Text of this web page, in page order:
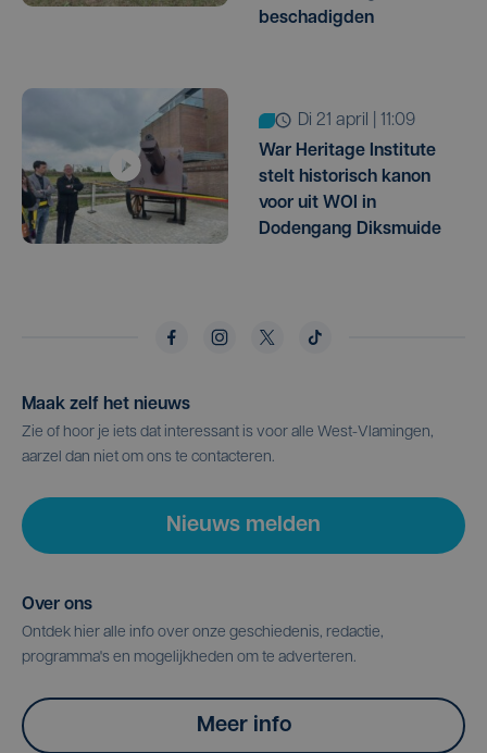
beschadigden
di 21 april | 11:09
War Heritage Institute
stelt historisch kanon
voor uit WOI in
Dodengang Diksmuide
Maak zelf het nieuws
Zie of hoor je iets dat interessant is voor alle West-Vlamingen,
aarzel dan niet om ons te contacteren.
Nieuws melden
Over ons
Ontdek hier alle info over onze geschiedenis, redactie,
programma's en mogelijkheden om te adverteren.
Meer info